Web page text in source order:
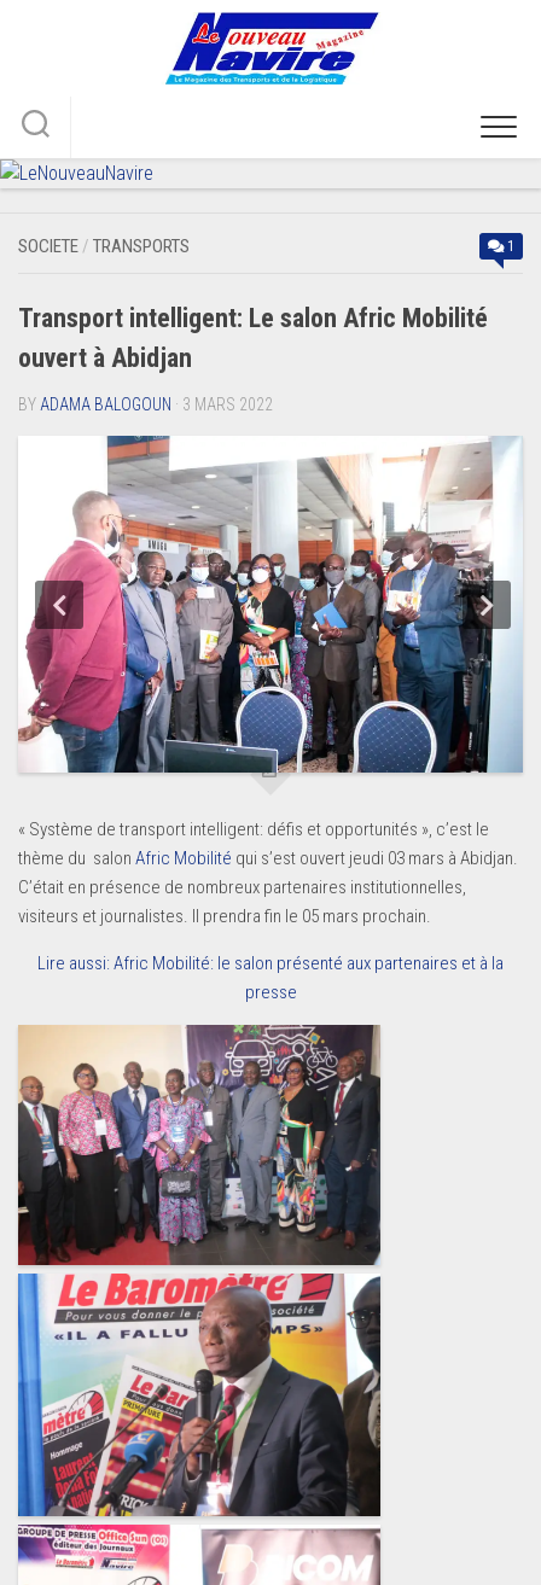
SOCIETE / TRANSPORTS 1
Transport intelligent: Le salon Afric Mobilité
ouvert à Abidjan
BY ADAMA BALOGOUN · 3 MARS 2022
« Système de transport intelligent: défis et opportunités », c’est le
thème du salon Afric Mobilité qui s’est ouvert jeudi 03 mars à Abidjan.
C’était en présence de nombreux partenaires institutionnelles,
visiteurs et journalistes. Il prendra fin le 05 mars prochain.
Lire aussi: Afric Mobilité: le salon présenté aux partenaires et à la
presse